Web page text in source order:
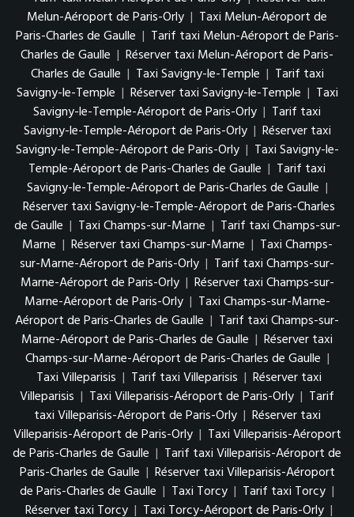
Melun-Aéroport de Paris-Orly | Taxi Melun-Aéroport de
Paris-Charles de Gaulle | Tarif taxi Melun-Aéroport de Paris-
Charles de Gaulle | Réserver taxi Melun-Aéroport de Paris-
Charles de Gaulle | Taxi Savigny-le-Temple | Tarif taxi
Savigny-le-Temple | Réserver taxi Savigny-le-Temple | Taxi
Savigny-le-Temple-Aéroport de Paris-Orly | Tarif taxi
Savigny-le-Temple-Aéroport de Paris-Orly | Réserver taxi
Savigny-le-Temple-Aéroport de Paris-Orly | Taxi Savigny-le-
Temple-Aéroport de Paris-Charles de Gaulle | Tarif taxi
Savigny-le-Temple-Aéroport de Paris-Charles de Gaulle |
Réserver taxi Savigny-le-Temple-Aéroport de Paris-Charles
de Gaulle | Taxi Champs-sur-Marne | Tarif taxi Champs-sur-
Marne | Réserver taxi Champs-sur-Marne | Taxi Champs-
sur-Marne-Aéroport de Paris-Orly | Tarif taxi Champs-sur-
Marne-Aéroport de Paris-Orly | Réserver taxi Champs-sur-
Marne-Aéroport de Paris-Orly | Taxi Champs-sur-Marne-
Aéroport de Paris-Charles de Gaulle | Tarif taxi Champs-sur-
Marne-Aéroport de Paris-Charles de Gaulle | Réserver taxi
Champs-sur-Marne-Aéroport de Paris-Charles de Gaulle |
Taxi Villeparisis | Tarif taxi Villeparisis | Réserver taxi
Villeparisis | Taxi Villeparisis-Aéroport de Paris-Orly | Tarif
taxi Villeparisis-Aéroport de Paris-Orly | Réserver taxi
Villeparisis-Aéroport de Paris-Orly | Taxi Villeparisis-Aéroport
de Paris-Charles de Gaulle | Tarif taxi Villeparisis-Aéroport de
Paris-Charles de Gaulle | Réserver taxi Villeparisis-Aéroport
de Paris-Charles de Gaulle | Taxi Torcy | Tarif taxi Torcy |
Réserver taxi Torcy | Taxi Torcy-Aéroport de Paris-Orly |